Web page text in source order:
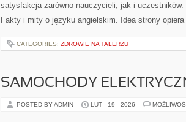
satysfakcja zarówno nauczycieli, jak i uczestników.
Fakty i mity o języku angielskim. Idea strony
CATEGORIES: ZDROWIE NA TALERZU
SAMOCHODY
POSTED BY ADMIN LUT - 19 - 2026